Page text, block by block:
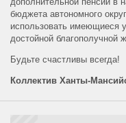
бюджета автономного
использовать имеющиеся
достойной благополучной
Будьте счастливы всегда!
Коллектив Ханты-